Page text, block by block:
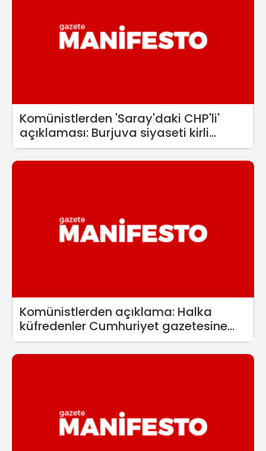
Komünistlerden 'Saray'daki CHP'li'
açıklaması: Burjuva siyaseti kirli
siyasettir!
Komünistlerden açıklama: Halka
küfredenler Cumhuriyet gazetesine
itibar davası açamaz!